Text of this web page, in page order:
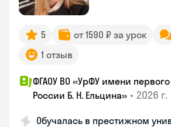
5 от 1590 ₽ за урок
1 отзыв
ФГАОУ ВО «УрФУ имени
России Б. Н. Ельцина» • 2026 г.
Обучалась в престижном